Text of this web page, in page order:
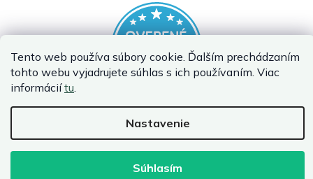
Tento web používa súbory cookie. Ďalším prechádzaním
tohto webu vyjadrujete súhlas s ich používaním. Viac
informáciítu.
Nastavenie
Súhlasím
Vytvoril Shoptet Premium